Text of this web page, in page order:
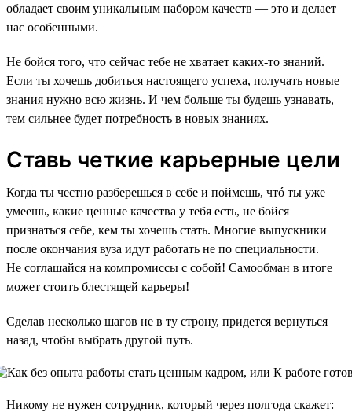
обладает своим уникальным набором качеств — это и делает
нас особенными.
Не бойся того, что сейчас тебе не хватает каких-то знаний.
Если ты хочешь добиться настоящего успеха, получать новые
знания нужно всю жизнь. И чем больше ты будешь узнавать,
тем сильнее будет потребность в новых знаниях.
Ставь четкие карьерные цели
Когда ты честно разберешься в себе и поймешь, чтó ты уже
умеешь, какие ценные качества у тебя есть, не бойся
признаться себе, кем ты хочешь стать. Многие выпускники
после окончания вуза идут работать не по специальности.
Не соглашайся на компромиссы с собой! Самообман в итоге
может стоить блестящей карьеры!
Сделав несколько шагов не в ту строну, придется вернуться
назад, чтобы выбрать другой путь.
Никому не нужен сотрудник, который через полгода скажет: